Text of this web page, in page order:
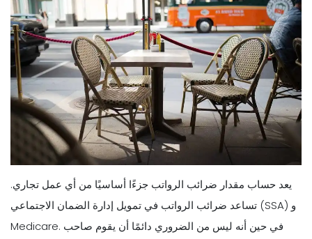
يعد حساب مقدار ضرائب الرواتب جزءًا أساسيًا من أي عمل تجاري.
تساعد ضرائب الرواتب في تمويل إدارة الضمان الاجتماعي (SSA) و
Medicare. في حين أنه ليس من الضروري دائمًا أن يقوم صاحب